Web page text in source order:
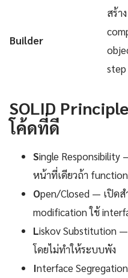
Builder
สร้าง
step
SOLID
โค้ดที่ดี
Single
หน้าที่เดียวถ้า
Open/Closed — เปิด
modification ใช้
Liskov Substitution
โดยไม่ทำให้ระบบพัง
Interface